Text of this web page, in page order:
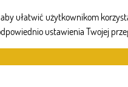
ułatwić użytkownikom
ustawienia Twojej